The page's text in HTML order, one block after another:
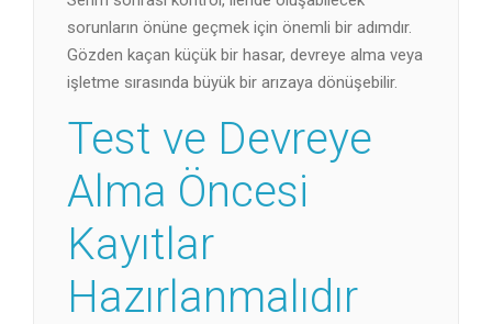
sorunların önüne geçmek için önemli bir adımdır.
Gözden kaçan küçük bir hasar, devreye alma veya
işletme sırasında büyük bir arızaya dönüşebilir.
Test ve Devreye
Alma Öncesi
Kayıtlar
Hazırlanmalıdır